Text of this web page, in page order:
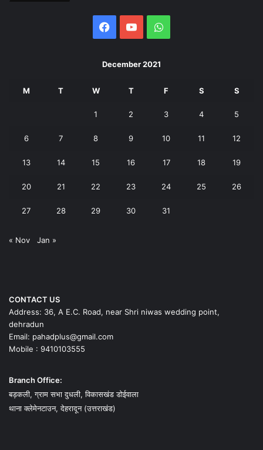
FacebookYouTubeWhatsApp
December 2021
M T W T F S S
1 2 3 4 5
6 7 8 9 10 11 12
13 14 15 16 17 18 19
20 21 22 23 24 25 26
27 28 29 30 31
« Nov Jan »
CONTACT US
Address: 36, A E.C. Road, near Shri niwas wedding point,
dehradun
Email: pahadplus@gmail.com
Mobile : 9410103555
Branch Office:
बड़कली, ग्राम सभा दुधली, विकासखंड डोईवाला
थाना क्लेमेनटाउन, देहरादून (उत्तराखंड)